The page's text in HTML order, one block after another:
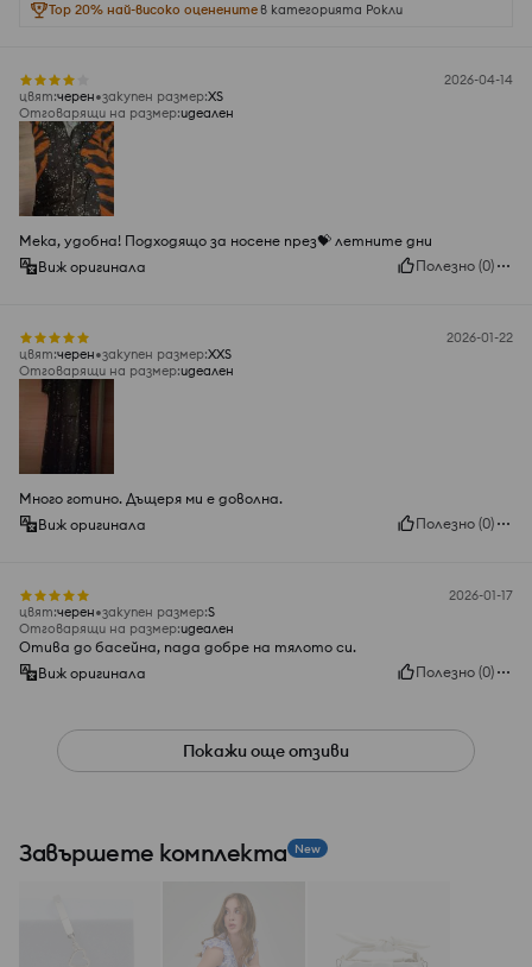
Top 20% най-високо оценените в категорията Рокли
2026-04-14
цвят:черeн закупен размер:XS
Отговарящи на размер:идеален
Мека, удобна! Подходящо за носене през💝 летните дни
Виж оригинала
Полезно (0)
2026-01-22
цвят:черeн закупен размер:XXS
Отговарящи на размер:идеален
Много готино. Дъщеря ми е доволна.
Виж оригинала
Полезно (0)
2026-01-17
цвят:черeн закупен размер:S
Отговарящи на размер:идеален
Отива до басейна, пада добре на тялото си.
Виж оригинала
Полезно (0)
Покажи още отзиви
Завършете комплекта New